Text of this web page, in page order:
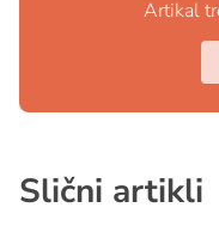
osigurava visoku
Ravan, kompaktan i
Veliki otvori za
karabinera radi lakšeg
Kompatibilnost užeta:
Artikal
Slični artikli